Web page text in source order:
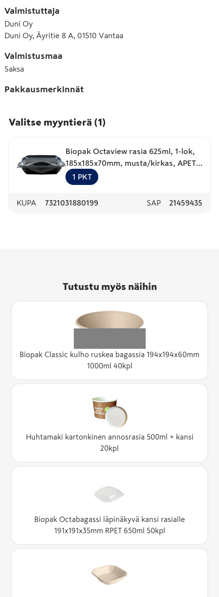
Valmistuttaja
Duni Oy
Duni Oy, Äyritie 8 A, 01510 Vantaa
Valmistusmaa
Saksa
Pakkausmerkinnät
Valitse myyntierä (1)
Biopak Octaview rasia 625ml, 1-lok,
185x185x70mm, musta/kirkas, APET
255kpl
1 PKT
KUPA 7321031880199 SAP 21459435
Tutustu myös näihin
Biopak Classic kulho ruskea bagassia 194x194x60mm
1000ml 40kpl
Huhtamaki kartonkinen annosrasia 500ml + kansi
20kpl
Biopak Octabagassi läpinäkyvä kansi rasialle
191x191x35mm RPET 650ml 50kpl